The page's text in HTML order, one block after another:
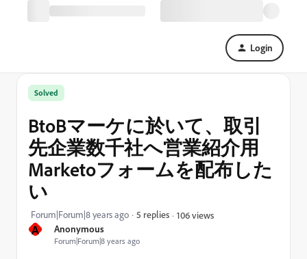
Login
A Anonymous
Forum|Forum|8 years ago
Solved
BtoBマーケに於いて、取引
先企業数千社へ営業紹介用
Marketoフォームを配布した
い
Forum|Forum|8 years ago 5 replies 106 views